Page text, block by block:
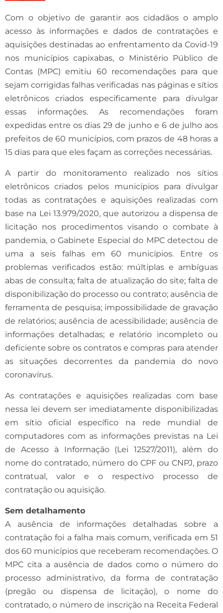
Com o objetivo de garantir aos cidadãos o amplo
acesso às informações e dados de contratações e
aquisições destinadas ao enfrentamento da Covid-19
nos municípios capixabas, o Ministério Público de
Contas (MPC) emitiu 60 recomendações para que
sejam corrigidas falhas verificadas nas páginas e sítios
eletrônicos criados especificamente para divulgar
essas informações. As recomendações foram
expedidas entre os dias 29 de junho e 6 de julho aos
prefeitos de 60 municípios, com prazos de 48 horas a
15 dias para que eles façam as correções necessárias.
A partir do monitoramento realizado nos sítios
eletrônicos criados pelos municípios para divulgar
todas as contratações e aquisições realizadas com
base na Lei 13.979/2020, que autorizou a dispensa de
licitação nos procedimentos visando o combate à
pandemia, o Gabinete Especial do MPC detectou de
uma a seis falhas em 60 municípios. Entre os
problemas verificados estão: múltiplas e ambíguas
abas de consulta; falta de atualização do site; falta de
disponibilização do processo ou contrato; ausência de
ferramenta de pesquisa; impossibilidade de gravação
de relatórios; ausência de acessibilidade; ausência de
informações detalhadas; e relatório incompleto ou
deficiente sobre os contratos e compras para atender
as situações decorrentes da pandemia do novo
coronavírus.
As contratações e aquisições realizadas com base
nessa lei devem ser imediatamente disponibilizadas
em sítio oficial específico na rede mundial de
computadores com as informações previstas na Lei
de Acesso à Informação (Lei 12527/2011), além do
nome do contratado, número do CPF ou CNPJ, prazo
contratual, valor e o respectivo processo de
contratação ou aquisição.
Sem detalhamento
A ausência de informações detalhadas sobre a
contratação foi a falha mais comum, verificada em 51
dos 60 municípios que receberam recomendações. O
MPC cita a ausência de dados como o número do
processo administrativo, da forma de contratação
(pregão ou dispensa de licitação), o nome do
contratado, o número de inscrição na Receita Federal